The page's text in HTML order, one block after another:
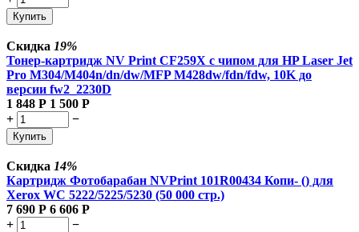
Купить
Скидка 19%
Тонер-картридж NV Print CF259X с чипом для HP Laser Jet
Pro M304/M404n/dn/dw/MFP M428dw/fdn/fdw, 10K до
версии fw2_2230D
1 848 Р 1 500 Р
+
−
Купить
Скидка 14%
Картридж Фотобарабан NVPrint 101R00434 Копи- () для
Xerox WC 5222/5225/5230 (50 000 стр.)
7 690 Р 6 606 Р
+
−